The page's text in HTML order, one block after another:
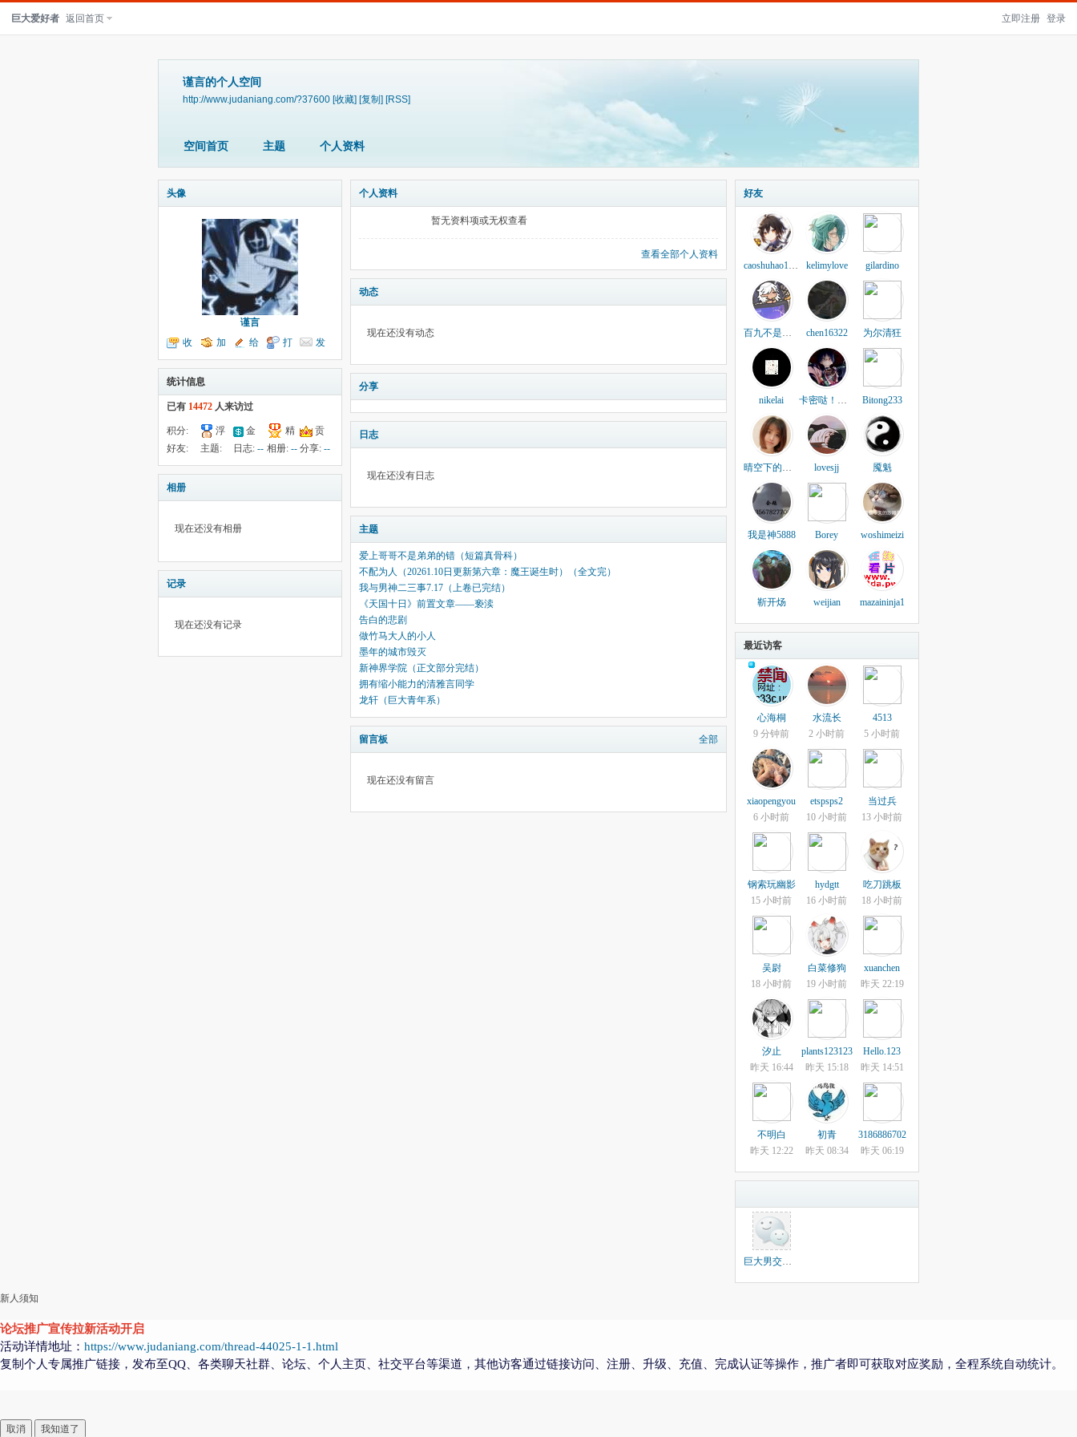
立即注册 登录
巨大爱好者 返回首页
谨言的个人空间
http://www.judaniang.com/?37600 [收藏] [复制] [RSS]
空间首页 主题 个人资料
头像
谨言
收
听TA
加
为好友
给
我留言
打
个招呼
发
送消息
统计信息
已有 14472 人来访过
积分:
169
浮
云:
金
钱:-3
精
华:--
贡
献:--
好友:
19
主题:
50
日志:-- 相册: -- 分享:--
相册
现在还没有相册
记录
现在还没有记录
个人资料
暂无资料项或无权查看
查看全部个人资料
动态
现在还没有动态
分享
日志
现在还没有日志
主题
爱上哥哥不是弟弟的错（短篇真骨科）
不配为人（20261.10日更新第六章：魔王诞生时）（全文完）
我与男神二三事7.17（上卷已完结）
《天国十日》前置文章——亵渎
告白的悲剧
做竹马大人的小人
墨年的城市毁灭
新神界学院（正文部分完结）
拥有缩小能力的清雅言同学
龙轩（巨大青年系）
留言板 全部
现在还没有留言
好友
caoshuhao123456 kelimylove gilardino
百九不是白酒 chen16322 为尔清狂
nikelai 卡密哒！！！！ Bitong233
晴空下的爱恋 lovesjj 魇魁
我是神5888 Borey woshimeizi
靳开炀 weijian mazaininja1
最近访客
心海桐
9 分钟前
水流长
2 小时前
4513
5 小时前
xiaopengyou
6 小时前
etspsps2
10 小时前
当过兵
13 小时前
钢索玩幽影
15 小时前
hydgtt
16 小时前
吃刀跳板
18 小时前
吴尉
18 小时前
白菜修狗
19 小时前
xuanchen
昨天 22:19
汐止
昨天 16:44
plants123123
昨天 15:18
Hello.123
昨天 14:51
不明白
昨天 12:22
初青
昨天 08:34
3186886702
昨天 06:19
巨大男交流群组
新人须知
论坛推广宣传拉新活动开启
活动详情地址： https://www.judaniang.com/thread-44025-1-1.html
复制个人专属推广链接，发布至QQ、各类聊天社群、论坛、个人主页、社交平台等渠道，其他访客通过链接访问、注册、升级、充值、完成认证等操作，推广者即可获取对应奖励，全程系统自动统计。
取消 我知道了